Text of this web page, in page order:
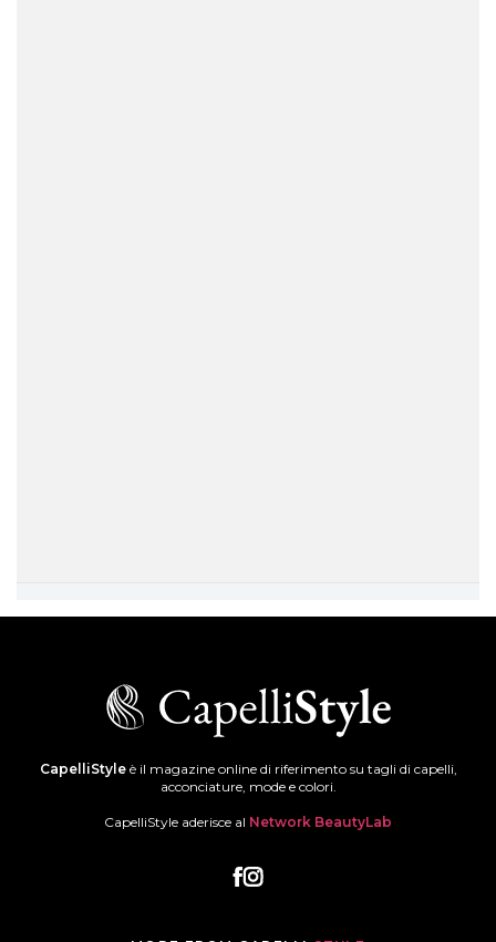
CapelliStyleè il magazine online di riferimento su tagli di capelli,
acconciature, mode e colori.
CapelliStyle aderisce al Network BeautyLab